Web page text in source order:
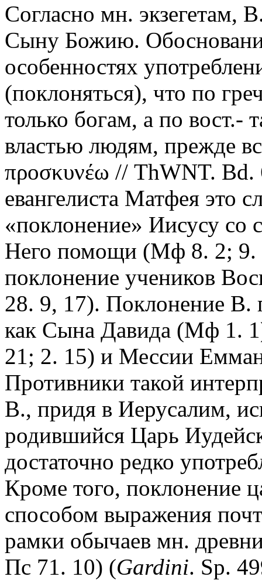
Согласно мн. экзегетам,
Сыну Божию.
особенностях
(поклоняться), что по
только богам, а по вост.-
властью людям, прежде
προσκυνέω // ThWNT.
евангелиста Матфея это
«поклонение» Иисусу со
Него помощи (Мф 8. 2; 9.
поклонение учеников
28. 9, 17). Поклонение В.
как Сына Давида (Мф 1.
21; 2. 15) и Мессии
Противники такой
В., придя в Иерусалим,
родившийся Царь
достаточно редко
Кроме того, поклонение
способом выражения
рамки обычаев мн.
Пс 71. 10) (Gardini. Sp.